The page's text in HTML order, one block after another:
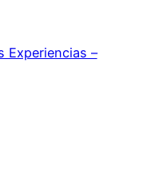
Experiencias –